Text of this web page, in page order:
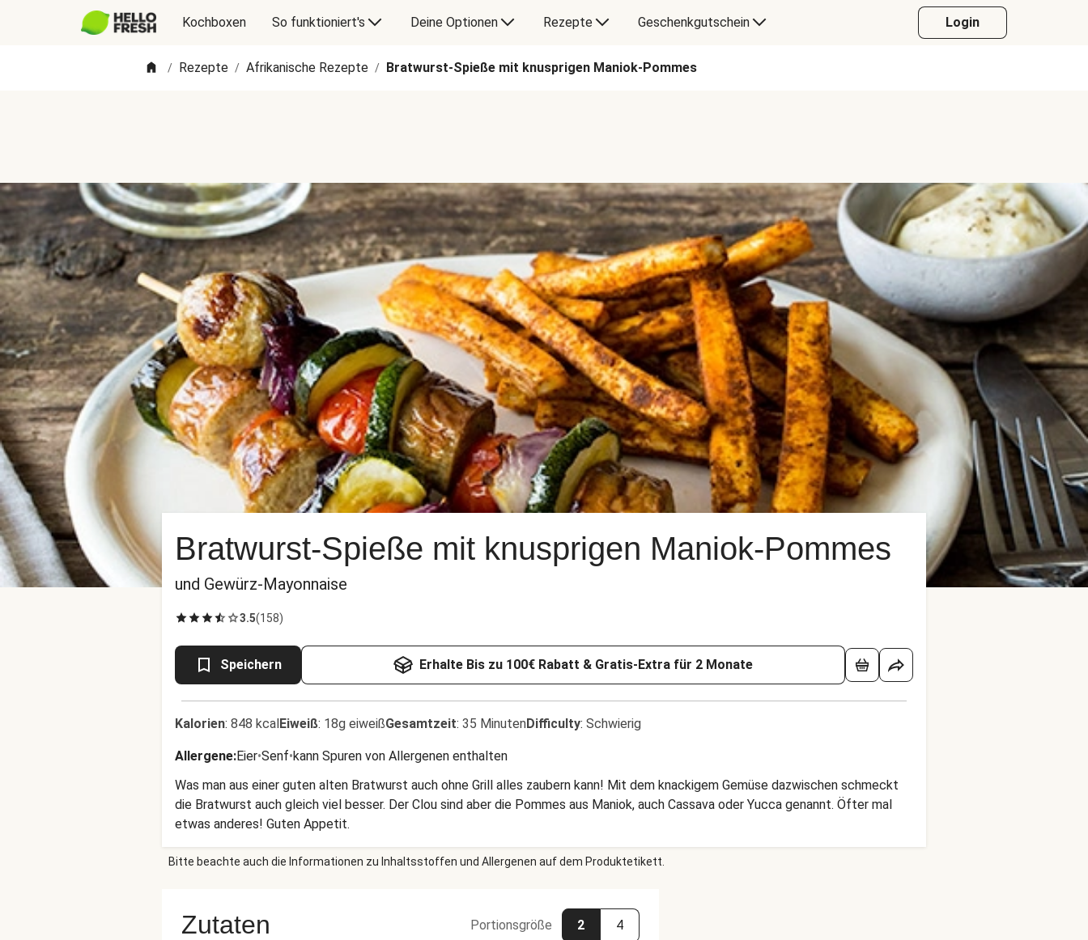
Kochboxen So funktioniert's Deine Optionen Rezepte Geschenkgutschein Login
/ Rezepte / Afrikanische Rezepte / Bratwurst-Spieße mit knusprigen Maniok-Pommes
Bratwurst-Spieße mit knusprigen Maniok-Pommes
und Gewürz-Mayonnaise
3.5(158)
Speichern Erhalte Bis zu 100€ Rabatt & Gratis-Extra für 2 Monate
Kalorien: 848 kcalEiweiß: 18g eiweißGesamtzeit: 35 MinutenDifficulty: Schwierig
Allergene:Eier•Senf•kann Spuren von Allergenen enthalten
Was man aus einer guten alten Bratwurst auch ohne Grill alles zaubern kann! Mit dem knackigem Gemüse dazwischen schmeckt
die Bratwurst auch gleich viel besser. Der Clou sind aber die Pommes aus Maniok, auch Cassava oder Yucca genannt. Öfter mal
etwas anderes! Guten Appetit.
Bitte beachte auch die Informationen zu Inhaltsstoffen und Allergenen auf dem Produktetikett.
Zutaten Portionsgröße 2 4